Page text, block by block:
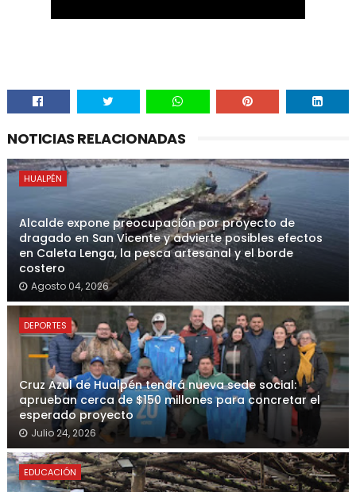
NOTICIAS RELACIONADAS
HUALPÉN
Alcalde expone preocupación por proyecto de
dragado en San Vicente y advierte posibles efectos
en Caleta Lenga, la pesca artesanal y el borde
costero
Agosto 04, 2026
DEPORTES
Cruz Azul de Hualpén tendrá nueva sede social:
aprueban cerca de $150 millones para concretar el
esperado proyecto
Julio 24, 2026
EDUCACIÓN